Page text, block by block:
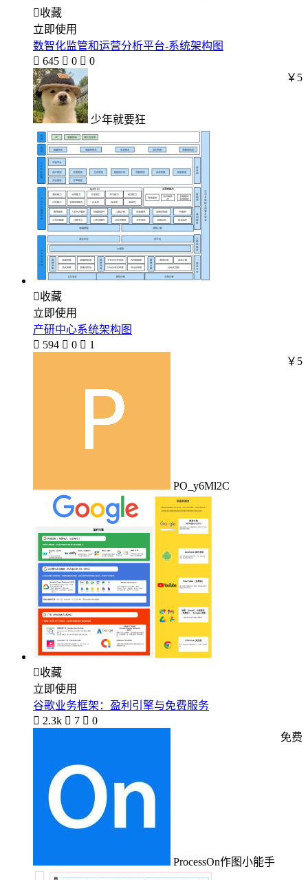
收藏
立即使用
数智化监管和运营分析平台-系统架构图
 645  0  0
少年就要狂
￥5
收藏
立即使用
产研中心系统架构图
 594  0  1
PO_y6Ml2C
￥5
收藏
立即使用
谷歌业务框架：盈利引擎与免费服务
 2.3k  7  0
ProcessOn作图小能手
免费